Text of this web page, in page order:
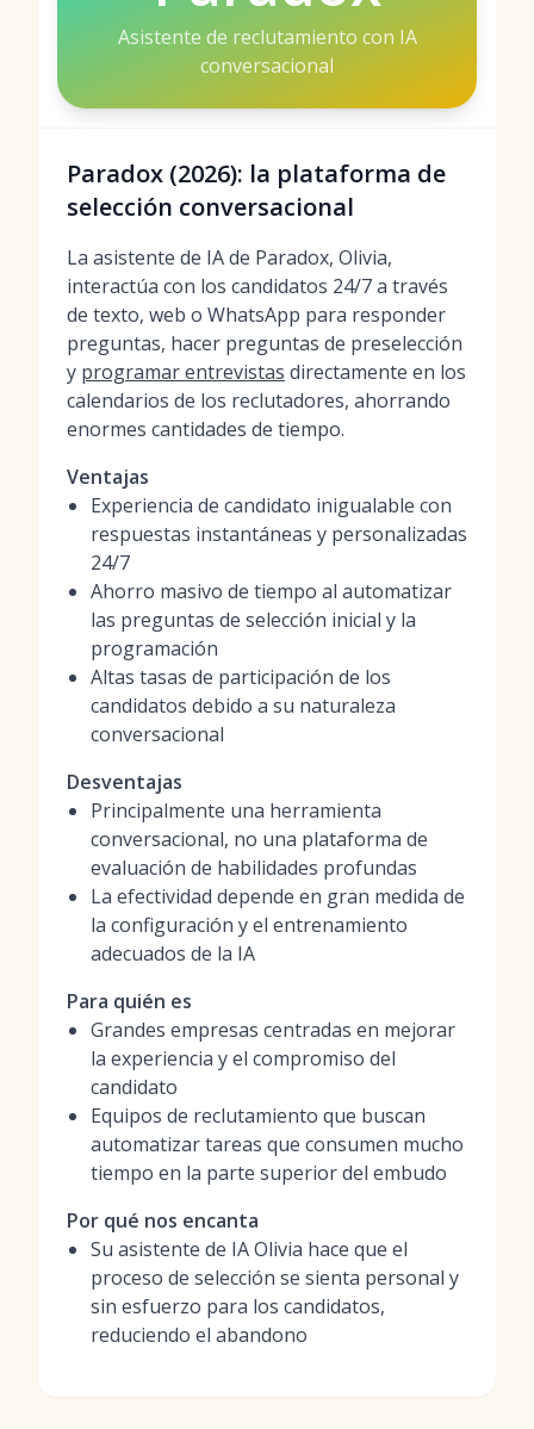
Asistente de reclutamiento con IA
conversacional
Paradox (2026): la plataforma de
selección conversacional
La asistente de IA de Paradox, Olivia,
interactúa con los candidatos 24/7 a través
de texto, web o WhatsApp para responder
preguntas, hacer preguntas de preselección
y programar entrevistas directamente en los
calendarios de los reclutadores, ahorrando
enormes cantidades de tiempo.
Ventajas
Experiencia de candidato inigualable con
respuestas instantáneas y personalizadas
24/7
Ahorro masivo de tiempo al automatizar
las preguntas de selección inicial y la
programación
Altas tasas de participación de los
candidatos debido a su naturaleza
conversacional
Desventajas
Principalmente una herramienta
conversacional, no una plataforma de
evaluación de habilidades profundas
La efectividad depende en gran medida de
la configuración y el entrenamiento
adecuados de la IA
Para quién es
Grandes empresas centradas en mejorar
la experiencia y el compromiso del
candidato
Equipos de reclutamiento que buscan
automatizar tareas que consumen mucho
tiempo en la parte superior del embudo
Por qué nos encanta
Su asistente de IA Olivia hace que el
proceso de selección se sienta personal y
sin esfuerzo para los candidatos,
reduciendo el abandono